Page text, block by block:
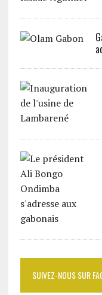
SUIVEZ-NOUS SUR